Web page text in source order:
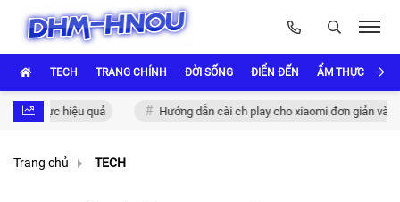
TECH TRANG CHÍNH ĐỜI SỐNG ĐIỂN ĐẾN ẨM THỰC VÀ
thực hiệu quả Hướng dẫn cài ch play cho xiaomi đơn giản và nhanh
Trang chủ TECH